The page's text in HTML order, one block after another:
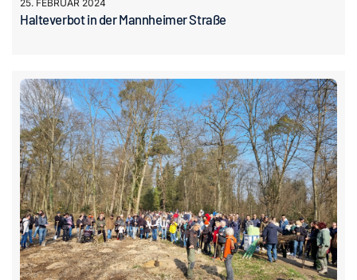
25. FEBRUAR 2024
Halteverbot in der Mannheimer Straße